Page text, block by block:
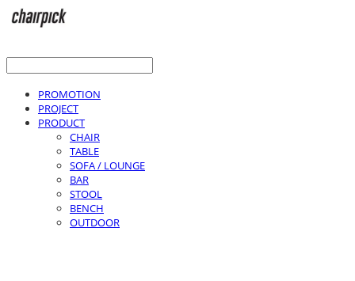
PROMOTION
PROJECT
PRODUCT
CHAIR
TABLE
SOFA / LOUNGE
BAR
STOOL
BENCH
OUTDOOR